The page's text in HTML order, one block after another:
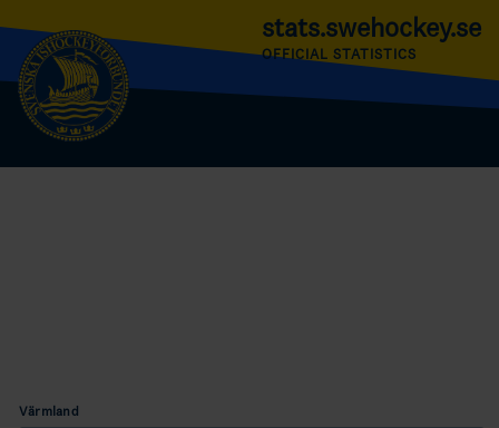
stats.swehockey.se
OFFICIAL STATISTICS
Värmland